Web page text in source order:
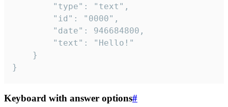
}
Keyboard with answer options#